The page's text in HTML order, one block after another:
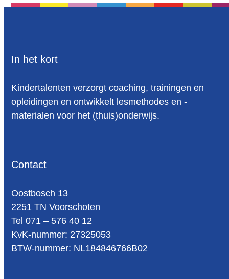
In het kort
Kindertalenten verzorgt coaching, trainingen en
opleidingen en ontwikkelt lesmethodes en -
materialen voor het (thuis)onderwijs.
Contact
Oost­bosch 13
2251 TN Voorschoten
Tel 071 – 576 40 12
KvK-nummer: 27325053
BTW-num­mer: NL184846766B02